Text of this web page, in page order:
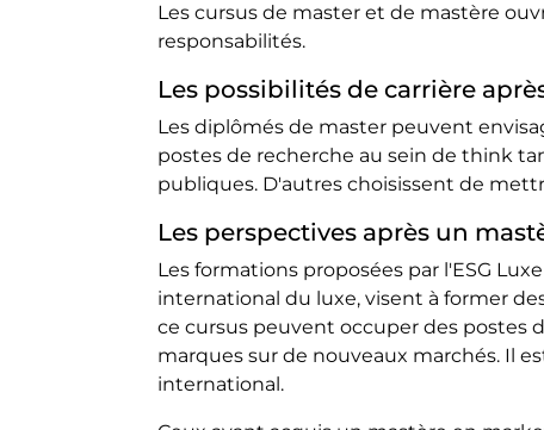
Les cursus de master et de mastère
responsabilités.
Les possibilités de carrière
Les diplômés de master peuvent
postes de recherche au sein de think
publiques. D'autres choisissent de
Les perspectives après un
Les formations proposées par l'ESG
international du luxe, visent à former
ce cursus peuvent occuper des postes
marques sur de nouveaux marchés. Il
international.